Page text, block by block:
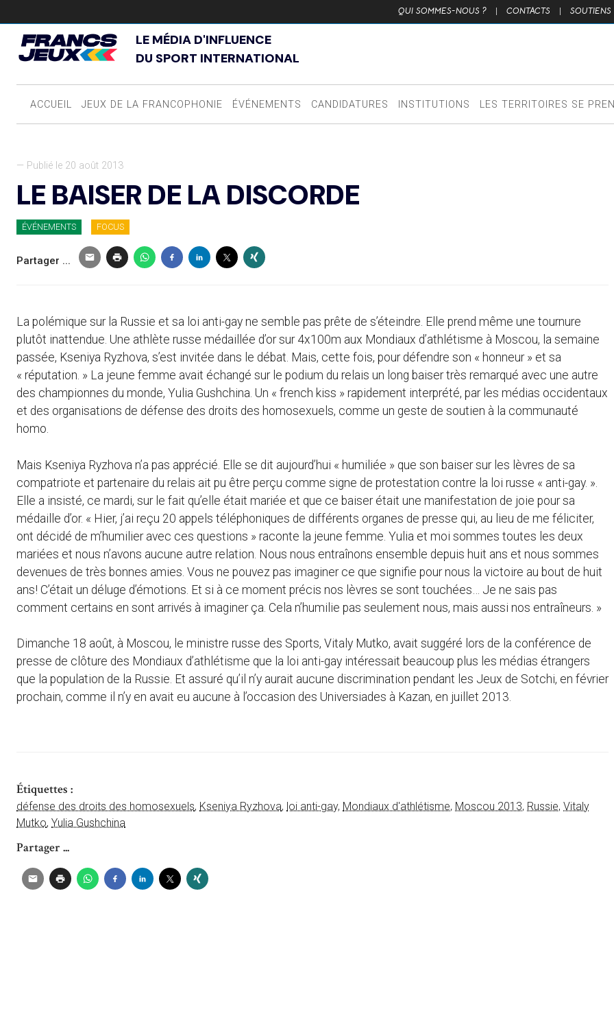
QUI SOMMES-NOUS ? | CONTACTS | SOUTIENS
LE MÉDIA D'INFLUENCE
DU SPORT INTERNATIONAL
ACCUEIL JEUX DE LA FRANCOPHONIE ÉVÉNEMENTS CANDIDATURES INSTITUTIONS LES TERRITOIRES SE
— Publié le 20 août 2013
LE BAISER DE LA DISCORDE
ÉVÉNEMENTS FOCUS
Partager ...
La polémique sur la Russie et sa loi anti-gay ne semble pas prête de s’éteindre. Elle prend même une tournure
plutôt inattendue. Une athlète russe médaillée d’or sur 4x100m aux Mondiaux d’athlétisme à Moscou, la semaine
passée, Kseniya Ryzhova, s’est invitée dans le débat. Mais, cette fois, pour défendre son « honneur » et sa
« réputation. » La jeune femme avait échangé sur le podium du relais un long baiser très remarqué avec une autre
des championnes du monde, Yulia Gushchina. Un « french kiss » rapidement interprété, par les médias occidentaux
et des organisations de défense des droits des homosexuels, comme un geste de soutien à la communauté
homo.
Mais Kseniya Ryzhova n’a pas apprécié. Elle se dit aujourd’hui « humiliée » que son baiser sur les lèvres de sa
compatriote et partenaire du relais ait pu être perçu comme signe de protestation contre la loi russe « anti-gay. ».
Elle a insisté, ce mardi, sur le fait qu’elle était mariée et que ce baiser était une manifestation de joie pour sa
médaille d’or. « Hier, j’ai reçu 20 appels téléphoniques de différents organes de presse qui, au lieu de me féliciter,
ont décidé de m’humilier avec ces questions » raconte la jeune femme. Yulia et moi sommes toutes les deux
mariées et nous n’avons aucune autre relation. Nous nous entraînons ensemble depuis huit ans et nous sommes
devenues de très bonnes amies. Vous ne pouvez pas imaginer ce que signifie pour nous la victoire au bout de huit
ans! C’était un déluge d’émotions. Et si à ce moment précis nos lèvres se sont touchées… Je ne sais pas
comment certains en sont arrivés à imaginer ça. Cela n’humilie pas seulement nous, mais aussi nos entraîneurs. »
Dimanche 18 août, à Moscou, le ministre russe des Sports, Vitaly Mutko, avait suggéré lors de la conférence de
presse de clôture des Mondiaux d’athlétisme que la loi anti-gay intéressait beaucoup plus les médias étrangers
que la population de la Russie. Et assuré qu’il n’y aurait aucune discrimination pendant les Jeux de Sotchi, en février
prochain, comme il n’y en avait eu aucune à l’occasion des Universiades à Kazan, en juillet 2013.
Étiquettes :
défense des droits des homosexuels, Kseniya Ryzhova, loi anti-gay, Mondiaux d'athlétisme, Moscou 2013, Russie, Vitaly
Mutko, Yulia Gushchina
Partager ...